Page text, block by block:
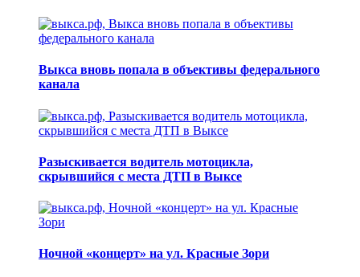
Выкса вновь попала в объективы федерального
канала
Разыскивается водитель мотоцикла,
скрывшийся с места ДТП в Выксе
Ночной «концерт» на ул. Красные Зори